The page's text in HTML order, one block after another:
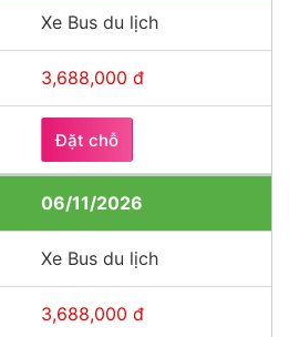
Xe Bus du lịch
3,688,000 đ
Đặt chỗ
06/11/2026
Xe Bus du lịch
3,688,000 đ